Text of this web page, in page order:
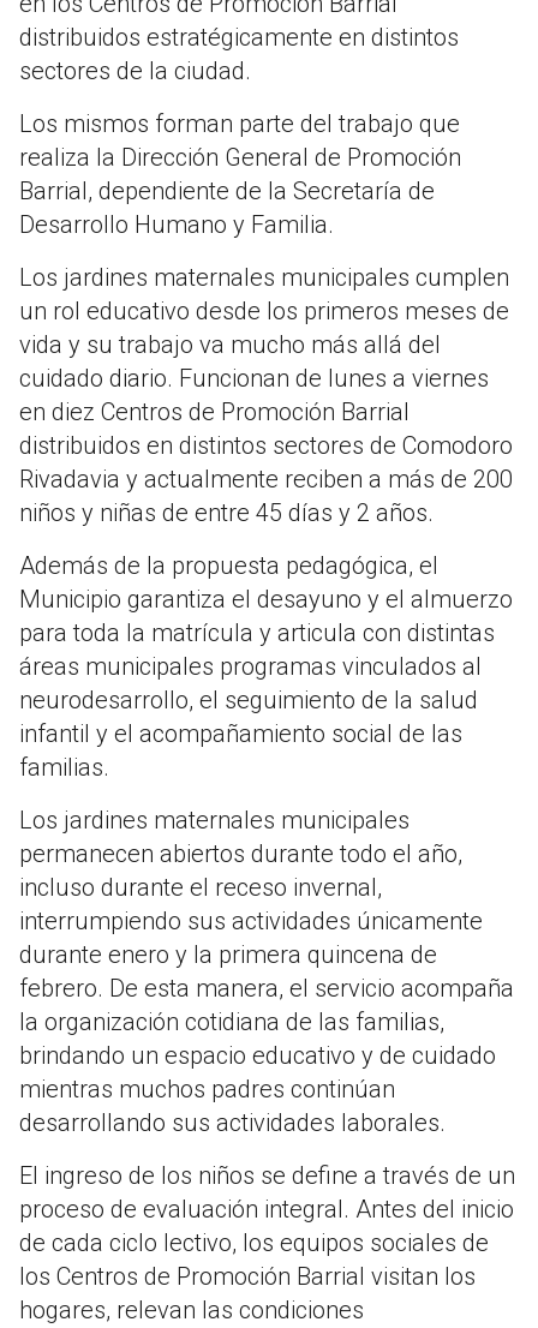
distribuidos estratégicamente en distintos
sectores de la ciudad.
Los mismos forman parte del trabajo que
realiza la Dirección General de Promoción
Barrial, dependiente de la Secretaría de
Desarrollo Humano y Familia.
Los jardines maternales municipales cumplen
un rol educativo desde los primeros meses de
vida y su trabajo va mucho más allá del
cuidado diario. Funcionan de lunes a viernes
en diez Centros de Promoción Barrial
distribuidos en distintos sectores de Comodoro
Rivadavia y actualmente reciben a más de 200
niños y niñas de entre 45 días y 2 años.
Además de la propuesta pedagógica, el
Municipio garantiza el desayuno y el almuerzo
para toda la matrícula y articula con distintas
áreas municipales programas vinculados al
neurodesarrollo, el seguimiento de la salud
infantil y el acompañamiento social de las
familias.
Los jardines maternales municipales
permanecen abiertos durante todo el año,
incluso durante el receso invernal,
interrumpiendo sus actividades únicamente
durante enero y la primera quincena de
febrero. De esta manera, el servicio acompaña
la organización cotidiana de las familias,
brindando un espacio educativo y de cuidado
mientras muchos padres continúan
desarrollando sus actividades laborales.
El ingreso de los niños se define a través de un
proceso de evaluación integral. Antes del inicio
de cada ciclo lectivo, los equipos sociales de
los Centros de Promoción Barrial visitan los
hogares, relevan las condiciones